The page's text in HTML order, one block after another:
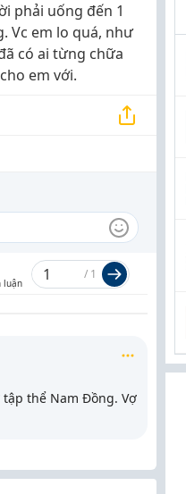
phải uống đến 1
Vc em lo quá, như
có ai từng chữa
em với.
luận
/ 1
thể Nam Đồng. Vợ